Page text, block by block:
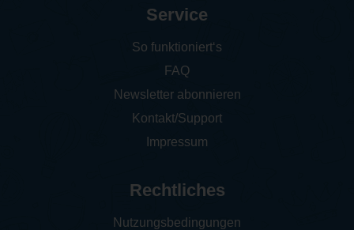
Service
So funktioniert‘s
FAQ
Newsletter abonnieren
Kontakt/Support
Impressum
Rechtliches
Nutzungsbedingungen